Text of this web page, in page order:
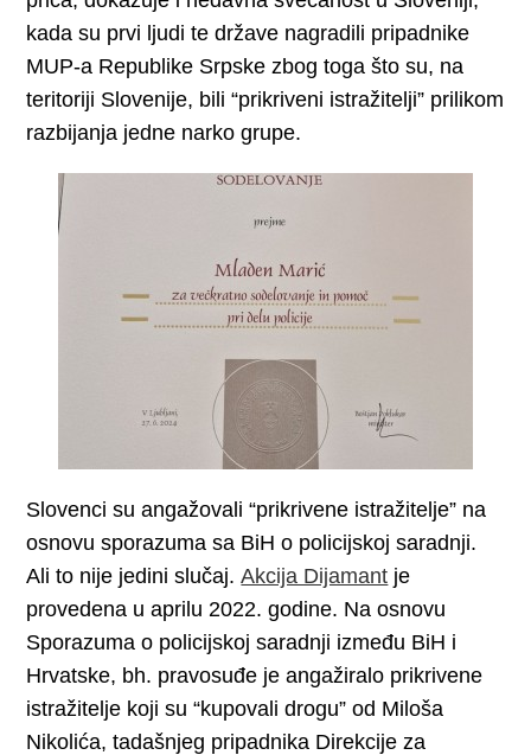
kada su prvi ljudi te države nagradili pripadnike
MUP-a Republike Srpske zbog toga što su, na
teritoriji Slovenije, bili “prikriveni istražitelji” prilikom
razbijanja jedne narko grupe.
Slovenci su angažovali “prikrivene istražitelje” na
osnovu sporazuma sa BiH o policijskoj saradnji.
Ali to nije jedini slučaj.Akcija Dijamant je
provedena u aprilu 2022. godine. Na osnovu
Sporazuma o policijskoj saradnji između BiH i
Hrvatske, bh. pravosuđe je angažiralo prikrivene
istražitelje koji su “kupovali drogu” od Miloša
Nikolića, tadašnjeg pripadnika Direkcije za